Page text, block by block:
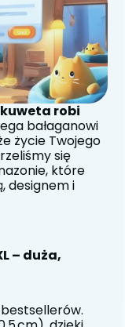
robi
bałaganowi
życie Twojego
się
które
designem i
– duża,